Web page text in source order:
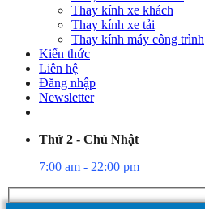
Thay kính xe khách
Thay kính xe tải
Thay kính máy công trình
Kiến thức
Liên hệ
Đăng nhập
Newsletter
Thứ 2 - Chủ Nhật
7:00 am - 22:00 pm